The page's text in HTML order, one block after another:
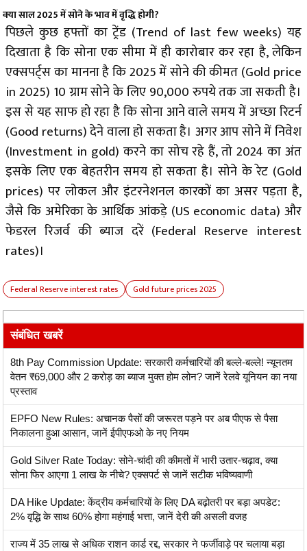
क्या साल 2025 में सोने के भाव में वृद्धि होगी?
पिछले कुछ हफ्तों का ट्रेंड (Trend of last few weeks) यह
दिखाता है कि सोना एक सीमा में ही कारोबार कर रहा है, लेकिन
एक्सपर्ट्स का मानना है कि 2025 में सोने की कीमत (Gold price
in 2025) 10 ग्राम सोने के लिए 90,000 रुपये तक जा सकती है।
इस से यह साफ हो रहा है कि सोना आने वाले समय में अच्छा रिटर्न
(Good returns) देने वाला हो सकता है। अगर आप सोने में निवेश
(Investment in gold) करने का सोच रहे हैं, तो 2024 का अंत
इसके लिए एक बेहतरीन समय हो सकता है। सोने के रेट (Gold
prices) पर लोकल और इंटरनेशनल कारकों का असर पड़ता है,
जैसे कि अमेरिका के आर्थिक आंकड़े (US economic data) और
फेडरल रिजर्व की ब्याज दरें (Federal Reserve interest
rates)।
Federal Reserve interest rates Gold future prices 2025
संबंधित खबरें
8th Pay Commission Update: सरकारी कर्मचारियों की बल्ले-बल्ले! न्यूनतम
वेतन ₹69,000 और 2 करोड़ का ब्याज मुक्त होम लोन? जानें रेलवे यूनियन का नया
प्रस्ताव
EPFO New Rules: अचानक पैसों की जरूरत पड़ने पर अब पीएफ से पैसा
निकालना हुआ आसान, जानें ईपीएफओ के नए नियम
Gold Silver Rate Today: सोने-चांदी की कीमतों में भारी उतार-चढ़ाव, क्या
सोना फिर आएगा 1 लाख के नीचे? एक्सपर्ट से जानें सटीक भविष्यवाणी
DA Hike Update: केंद्रीय कर्मचारियों के लिए DA बढ़ोतरी पर बड़ा अपडेट:
2% वृद्धि के साथ 60% होगा महंगाई भत्ता, जानें देरी की असली वजह
राज्य में 35 लाख से अधिक राशन कार्ड रद्द, सरकार ने फर्जीवाड़े पर चलाया बड़ा